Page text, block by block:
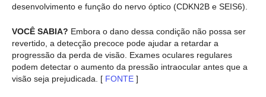
desenvolvimento e função do nervo óptico (CDKN2B e SEIS6).
VOCÊ SABIA? Embora o dano dessa condição não possa ser
revertido, a detecção precoce pode ajudar a retardar a
progressão da perda de visão. Exames oculares regulares
podem detectar o aumento da pressão intraocular antes que a
visão seja prejudicada. [ FONTE ]